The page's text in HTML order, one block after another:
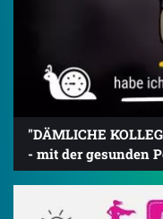
"DÄMLICHE
- mit der gesunden